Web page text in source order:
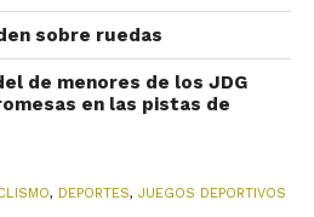
sobre ruedas
de menores de los JDG
en las pistas de
, DEPORTES, JUEGOS DEPORTIVOS